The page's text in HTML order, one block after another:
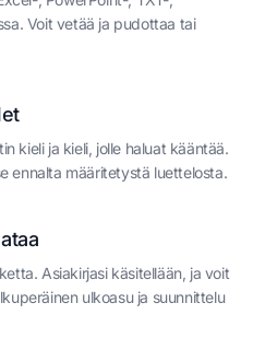
Voit vetää ja pudottaa tai
kieli ja kieli, jolle haluat kääntää.
ennalta määritetystä luettelosta.
Asiakirjasi käsitellään, ja voit
ulkoasu ja suunnittelu